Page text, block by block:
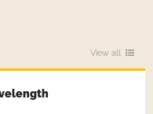
View all